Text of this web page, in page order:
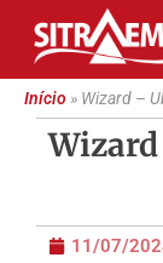
Início» Wizard –
11/07/